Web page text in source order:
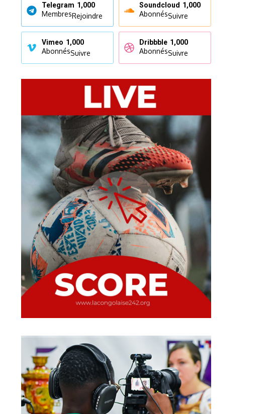
Telegram 1,000
MembresRejoindre
Soundcloud 1,000
AbonnésSuivre
Vimeo 1,000
AbonnésSuivre
Dribbble 1,000
AbonnésSuivre